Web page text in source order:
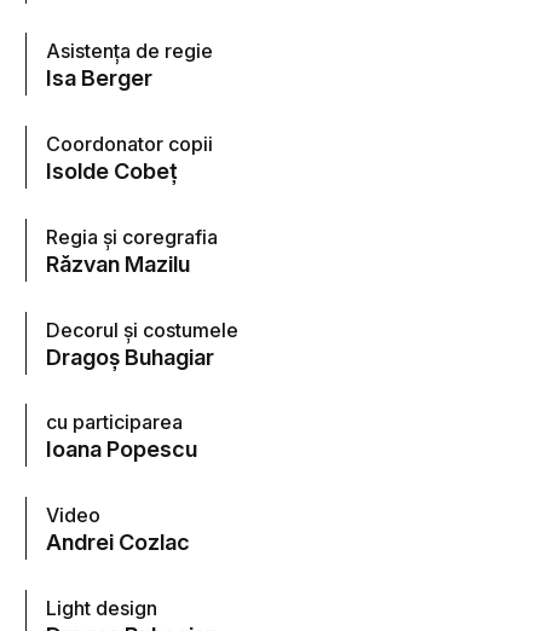
Asistența de regie
Isa Berger
Coordonator copii
Isolde Cobeţ
Regia și coregrafia
Răzvan Mazilu
Decorul și costumele
Dragoș Buhagiar
cu participarea
Ioana Popescu
Video
Andrei Cozlac
Light design